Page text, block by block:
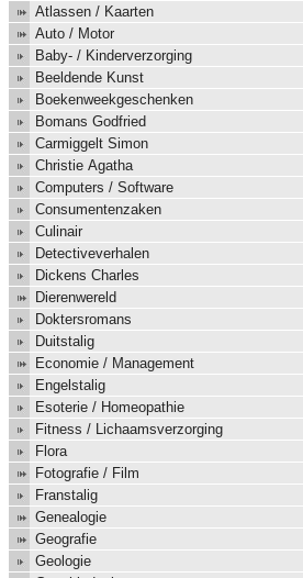
Atlassen / Kaarten
Auto / Motor
Baby- / Kinderverzorging
Beeldende Kunst
Boekenweekgeschenken
Bomans Godfried
Carmiggelt Simon
Christie Agatha
Computers / Software
Consumentenzaken
Culinair
Detectiveverhalen
Dickens Charles
Dierenwereld
Doktersromans
Duitstalig
Economie / Management
Engelstalig
Esoterie / Homeopathie
Fitness / Lichaamsverzorging
Flora
Fotografie / Film
Franstalig
Genealogie
Geografie
Geologie